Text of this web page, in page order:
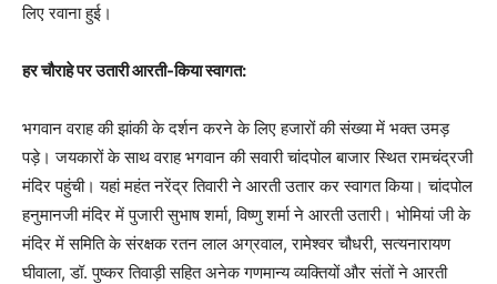
लिए रवाना हुई।
हर चौराहे पर उतारी आरती-किया स्वागत:
भगवान वराह की झांकी के दर्शन करने के लिए हजारों की संख्या में भक्त उमड़
पड़े। जयकारों के साथ वराह भगवान की सवारी चांदपोल बाजार स्थित रामचंद्रजी
मंदिर पहुंची। यहां महंत नरेंद्र तिवारी ने आरती उतार कर स्वागत किया। चांदपोल
हनुमानजी मंदिर में पुजारी सुभाष शर्मा, विष्णु शर्मा ने आरती उतारी। भोमियां जी के
मंदिर में समिति के संरक्षक रतन लाल अग्रवाल, रामेश्वर चौधरी, सत्यनारायण
घीवाला, डॉ. पुष्कर तिवाड़ी सहित अनेक गणमान्य व्यक्तियों और संतों ने आरती